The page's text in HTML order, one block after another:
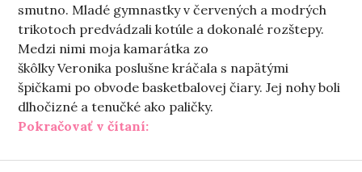
smutno. Mladé gymnastky v červených a modrých
trikotoch predvádzali kotúle a dokonalé rozštepy.
Medzi nimi moja kamarátka zo
škôlky Veronika poslušne kráčala s napätými
špičkami po obvode basketbalovej čiary. Jej nohy boli
dlhočizné a tenučké ako paličky.
Pokračovať v čítaní:„Šafel“